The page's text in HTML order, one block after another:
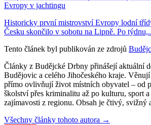
Evropy v jachtingu
Historicky první mistrovství Evropy lodní
Česku skončilo v sobotu na Lipně. Po
Tento článek byl publikován ze zdrojů
Články z Budějcké Drbny přinášejí aktuální
Budějovic a celého Jihočeského kraje. Věnují
přímo ovlivňují život místních obyvatel – od
školství přes kriminalitu až po kulturu, sport
zajímavosti z regionu. Obsah je čtivý, svižný
Všechny články tohoto autora →